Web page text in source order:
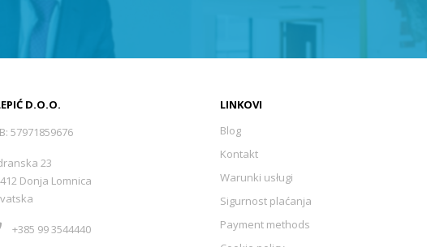
D.O.O.
57971859676
23
Donja Lomnica
+385 99 3544440
LINKOVI
Blog
Kontakt
Warunki usługi
Sigurnost plaćanja
Payment methods